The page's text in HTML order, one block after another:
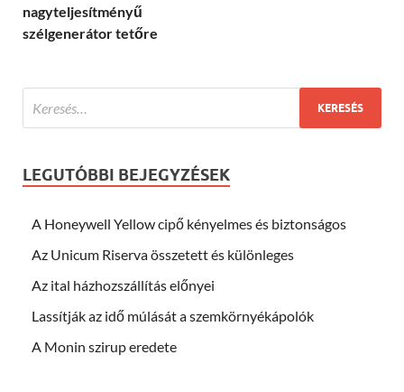
nagyteljesítményű
szélgenerátor tetőre
LEGUTÓBBI BEJEGYZÉSEK
A Honeywell Yellow cipő kényelmes és biztonságos
Az Unicum Riserva összetett és különleges
Az ital házhozszállítás előnyei
Lassítják az idő múlását a szemkörnyékápolók
A Monin szirup eredete